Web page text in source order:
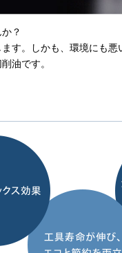
？
す。しかも、環境にも
油です。